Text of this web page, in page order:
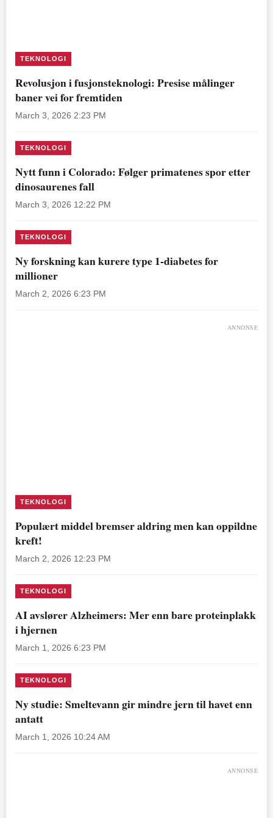
TEKNOLOGI
Revolusjon i fusjonsteknologi: Presise målinger
baner vei for fremtiden
March 3, 2026 2:23 PM
TEKNOLOGI
Nytt funn i Colorado: Følger primatenes spor etter
dinosaurenes fall
March 3, 2026 12:22 PM
TEKNOLOGI
Ny forskning kan kurere type 1-diabetes for
millioner
March 2, 2026 6:23 PM
ANNONSE
TEKNOLOGI
Populært middel bremser aldring men kan oppildne
kreft!
March 2, 2026 12:23 PM
TEKNOLOGI
AI avslører Alzheimers: Mer enn bare proteinplakk
i hjernen
March 1, 2026 6:23 PM
TEKNOLOGI
Ny studie: Smeltevann gir mindre jern til havet enn
antatt
March 1, 2026 10:24 AM
ANNONSE